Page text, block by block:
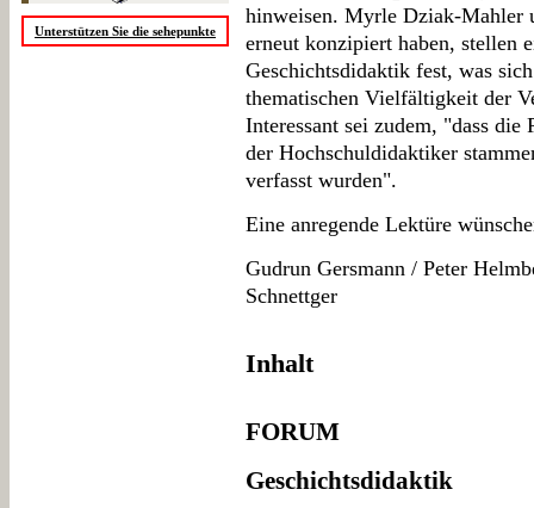
Unterstützen Sie die sehepunkte
hinweisen. Myrle Dziak-Mahler
erneut konzipiert haben, stellen
Geschichtsdidaktik fest, was
thematischen Vielfältigkeit der
Interessant sei zudem, "dass
der Hochschuldidaktiker
verfasst wurden".
Eine anregende Lektüre
Gudrun Gersmann / Peter
Schnettger
Inhalt
FORUM
Geschichtsdidaktik